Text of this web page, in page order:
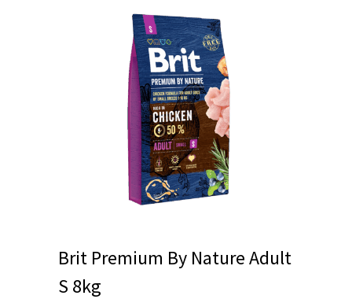
Brit Premium By Nature Adult
S 8kg